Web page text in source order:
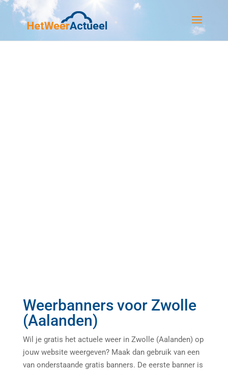
Weerbanners voor Zwolle
(Aalanden)
Wil je gratis het actuele weer in Zwolle (Aalanden) op
jouw website weergeven? Maak dan gebruik van een
van onderstaande gratis banners. De eerste banner is